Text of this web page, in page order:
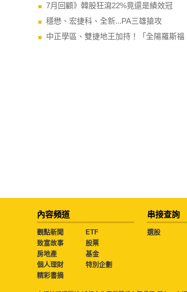
7月回顧》韓股狂瀉22%竟還是績效冠
穩懋、宏捷科、全新...PA三雄搶攻
中正學區、雙捷地王加持！「全陽羅斯福
內容頻道
觀點新聞
ETF
致富故事
股票
房地產
基金
個人理財
特別企劃
精彩書摘
串接查詢
選股